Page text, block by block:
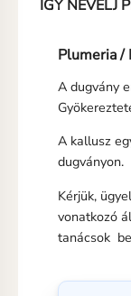
IGY NEVELJ
Plumeria /
A dugvány
A kallusz
dugványon.
Kérjük,
vonatkozó
tanácsok